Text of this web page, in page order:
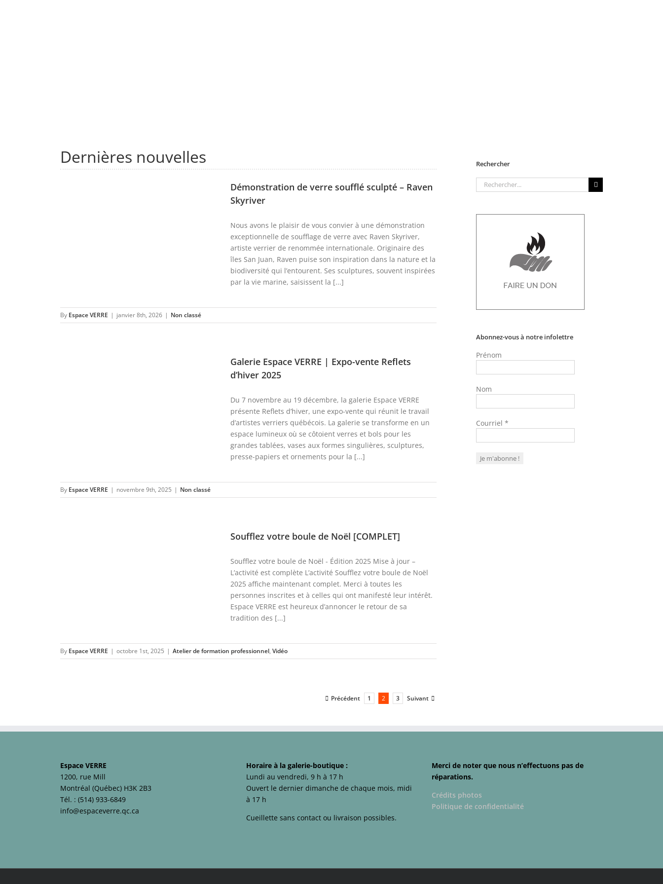
Dernières nouvelles
Démonstration de verre soufflé sculpté – Raven
Skyriver
Nous avons le plaisir de vous convier à une démonstration
exceptionnelle de soufflage de verre avec Raven Skyriver,
artiste verrier de renommée internationale. Originaire des
îles San Juan, Raven puise son inspiration dans la nature et la
biodiversité qui l’entourent. Ses sculptures, souvent inspirées
par la vie marine, saisissent la [...]
By Espace VERRE | janvier 8th, 2026 | Non classé
Galerie Espace VERRE | Expo-vente Reflets
d’hiver 2025
Du 7 novembre au 19 décembre, la galerie Espace VERRE
présente Reflets d’hiver, une expo-vente qui réunit le travail
d’artistes verriers québécois. La galerie se transforme en un
espace lumineux où se côtoient verres et bols pour les
grandes tablées, vases aux formes singulières, sculptures,
presse-papiers et ornements pour la [...]
By Espace VERRE | novembre 9th, 2025 | Non classé
Soufflez votre boule de Noël [COMPLET]
Soufflez votre boule de Noël - Édition 2025 Mise à jour –
L’activité est complète L’activité Soufflez votre boule de Noël
2025 affiche maintenant complet. Merci à toutes les
personnes inscrites et à celles qui ont manifesté leur intérêt.
Espace VERRE est heureux d’annoncer le retour de sa
tradition des [...]
By Espace VERRE | octobre 1st, 2025 | Atelier de formation professionnel, Vidéo
Précédent 1 2 3 Suivant
Rechercher
Rechercher:
Abonnez-vous à notre infolettre
Prénom
Nom
Courriel *
Espace VERRE
1200, rue Mill
Montréal (Québec) H3K 2B3
Tél. : (514) 933-6849
info@espaceverre.qc.ca
Horaire à la galerie-boutique :
Lundi au vendredi, 9 h à 17 h
Ouvert le dernier dimanche de chaque mois, midi
à 17 h
Cueillette sans contact ou livraison possibles.
Merci de noter que nous n’effectuons pas de
réparations.
Crédits photos
Politique de confidentialité